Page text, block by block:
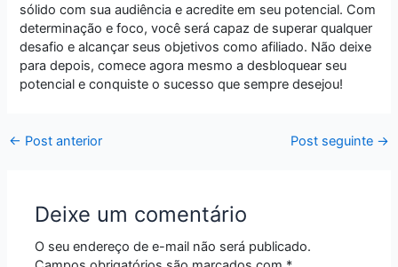
sólido com sua audiência e acredite em seu potencial. Com
determinação e foco, você será capaz de superar qualquer
desafio e alcançar seus objetivos como afiliado. Não deixe
para depois, comece agora mesmo a desbloquear seu
potencial e conquiste o sucesso que sempre desejou!
← Post anterior Post seguinte →
Deixe um comentário
O seu endereço de e-mail não será publicado.